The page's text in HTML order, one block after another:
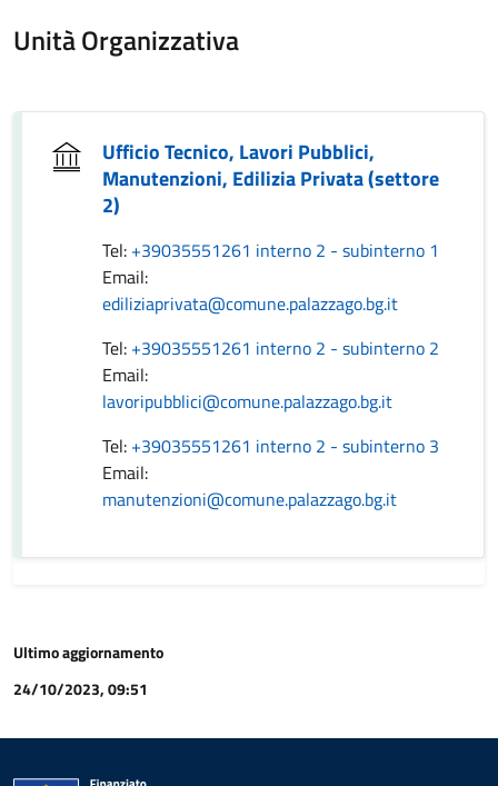
Unità Organizzativa
Ufficio Tecnico, Lavori Pubblici,
Manutenzioni, Edilizia Privata (settore
2)
Tel: +39035551261 interno 2 - subinterno 1
Email:
ediliziaprivata@comune.palazzago.bg.it
Tel: +39035551261 interno 2 - subinterno 2
Email:
lavoripubblici@comune.palazzago.bg.it
Tel: +39035551261 interno 2 - subinterno 3
Email:
manutenzioni@comune.palazzago.bg.it
Ultimo aggiornamento
24/10/2023, 09:51